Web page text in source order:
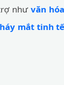
như văn
mắt tinh